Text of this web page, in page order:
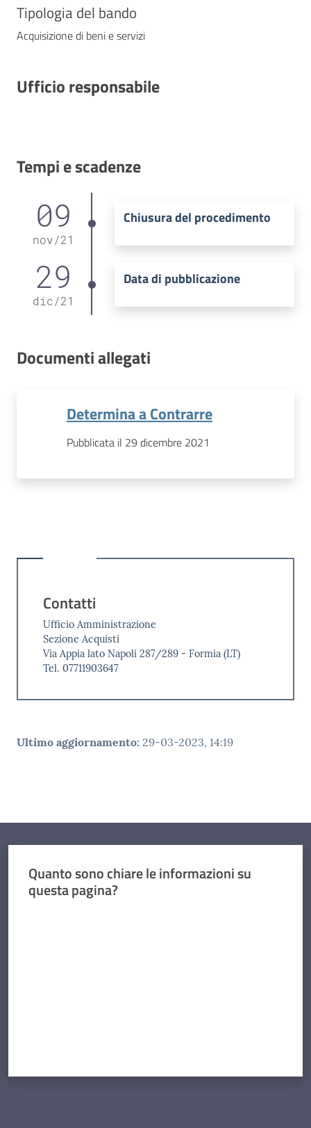
Tipologia del bando
Acquisizione di beni e servizi
Ufficio responsabile
Tempi e scadenze
09
nov/21
Chiusura del procedimento
29
dic /21
Data di pubblicazione
Documenti allegati
Determina a Contrarre
Pubblicata il 29 dicembre 2021
Contatti
Ufficio Amministrazione
Sezione Acquisti
Via Appia lato Napoli 287/289 - Formia (LT)
Tel. 07711903647
Ultimo aggiornamento: 29-03-2023, 14:19
Quanto sono chiare le informazioni su
questa pagina?